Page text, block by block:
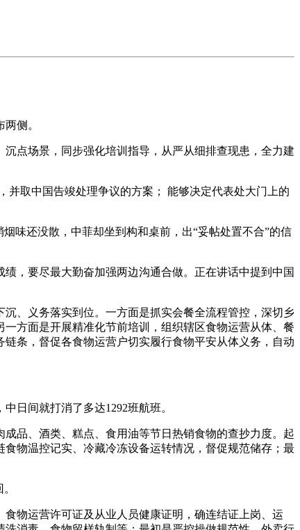
侧。
点场景，同步强化培训指导，从严从细排查现患，全力建
取中国告竣处理争议的方案； 能够决定代表处大门上的
味还没散，中菲却坐到构和桌前，出“妥帖处置不合”的信
，要尽最大勤奋加强两边沟通合做。正在讲话中提到中国
、义务落实到位。一方面是抓实会餐全流程管控，深切乡
方面是开展精准化节前培训，组织辖区食物运营从体、餐
条，督促各食物运营户切实履行食物平安从体义务，自动
日间就打消了多达1292班航班。
品、酒类、糕点、食用油等节日热销食物的查抄力度。起
物温控记实、冷藏冷冻设备运转情况，督促规范储存；最
物运营许可证及从业人员健康证明，确连结证上岗、运